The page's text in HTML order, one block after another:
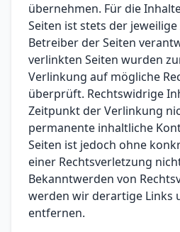
übernehmen. Für die
Seiten ist stets der
Betreiber der Seiten
verlinkten Seiten wurden
Verlinkung auf mögliche
überprüft. Rechtswidrige
Zeitpunkt der Verlinkung
permanente inhaltliche
Seiten ist jedoch ohne
einer Rechtsverletzung
Bekanntwerden von
werden wir derartige Links
entfernen.